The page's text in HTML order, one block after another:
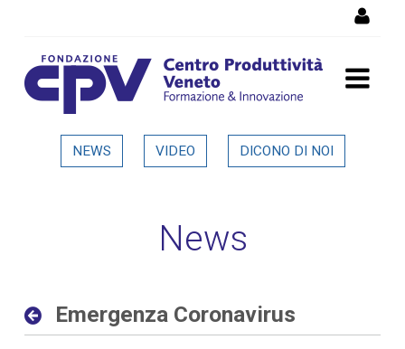
Emergenza Coronavirus -
NEWS VIDEO DICONO DI NOI
News
Emergenza Coronavirus